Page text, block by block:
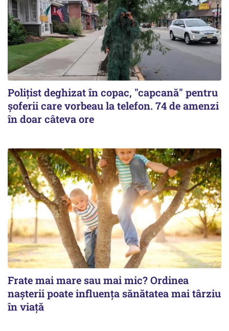
Polițist deghizat în copac, "capcană" pentru
șoferii care vorbeau la telefon. 74 de amenzi
în doar câteva ore
Frate mai mare sau mai mic? Ordinea
nașterii poate influența sănătatea mai târziu
în viață